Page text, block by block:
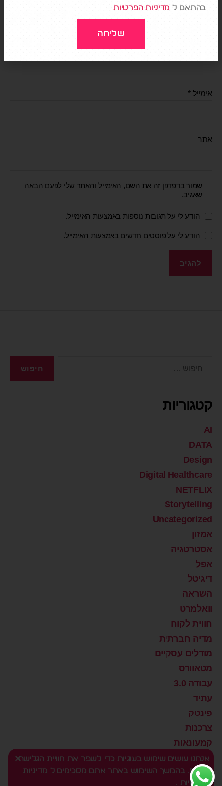
אימייל*
אתר
שמור בדפדפן זה את השם, האימייל והאתר שלי לפעם הבאה
שאגיב.
הודע לי על תגובות נוספות באמצעות האימייל.
הודע לי על פוסטים חדשים באמצעות האימייל.
קטגוריות
AI
DATA
Design
Digital Healthcare
NETFLIX
Storytelling
Uncategorized
אמזון
אסטרטגיה
אפל
דיגיטל
השראה
וואלמרט
חווית לקוח
מדיה חברתית
מודלים עסקיים
מטאוורס
עבודה 3.0
עתיד
פינטק
צרכנות
קמעונאות
רוצים שינוי?
שיווק דיגיטלי
אנחנו עושים שימוש בעוגיות כדי לשפר את חוויית הגלישה
שלכם. בהמשך השימוש באתר אתם מסכימים ל מדיניות
הפרטיות .
בהתאם ל מדיניות הפרטיות
שליחה